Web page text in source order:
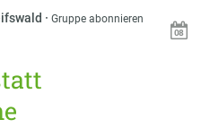
·Gruppe abonnieren